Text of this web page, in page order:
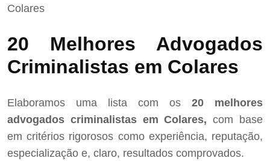
Colares
20 Melhores Advogados
Criminalistas em Colares
Elaboramos uma lista com os 20 melhores
advogados criminalistas em Colares, com base
em critérios rigorosos como experiência, reputação,
especialização e, claro, resultados comprovados.